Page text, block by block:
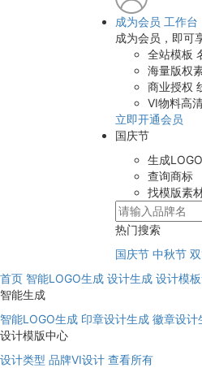
成为会员 工作台
成为会员，即可
全站模板
海量版权
商业授权
VI物料高
立即开通会员
国庆节
生成LOGO
查询商标
找模版素
热门搜索
国庆节 中秋节
首页 智能LOGO生成 设计生成 设计模
智能生成
智能LOGO生成 印章设计生成 徽章设计
设计模版中心
设计类型 品牌VI设计 查看所有